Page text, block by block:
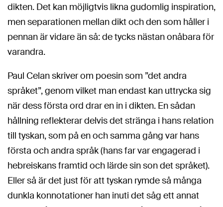
dikten. Det kan möjligtvis likna gudomlig inspiration,
men separationen mellan dikt och den som håller i
pennan är vidare än så: de tycks nästan onåbara för
varandra.
Paul Celan skriver om poesin som ”det andra
språket”, genom vilket man endast kan uttrycka sig
när dess första ord drar en in i dikten. En sådan
hållning reflekterar delvis det stränga i hans relation
till tyskan, som på en och samma gång var hans
första och andra språk (hans far var engagerad i
hebreiskans framtid och lärde sin son det språket).
Eller så är det just för att tyskan rymde så många
dunkla konnotationer han inuti det såg ett annat